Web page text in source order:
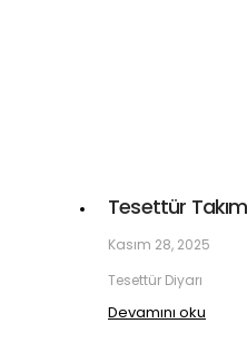
Tesettür
Kasım 28, 2025
Tesettür Diyarı
Devamını oku